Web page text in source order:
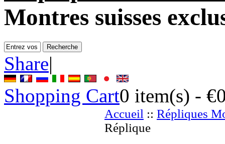
Montres suisses
Share|
Shopping Cart0 item(s) -
Accueil :: Répliques
Réplique